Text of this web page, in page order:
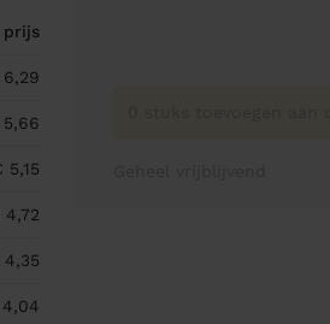
prijs
5,15
4,72
4,35